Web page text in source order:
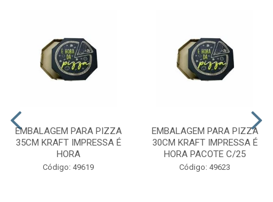
EMBALAGEM PARA PIZZA
35CM KRAFT IMPRESSA É
HORA
Código: 49619
EMBALAGEM PARA PIZZA
30CM KRAFT IMPRESSA É
HORA PACOTE C/25
Código: 49623